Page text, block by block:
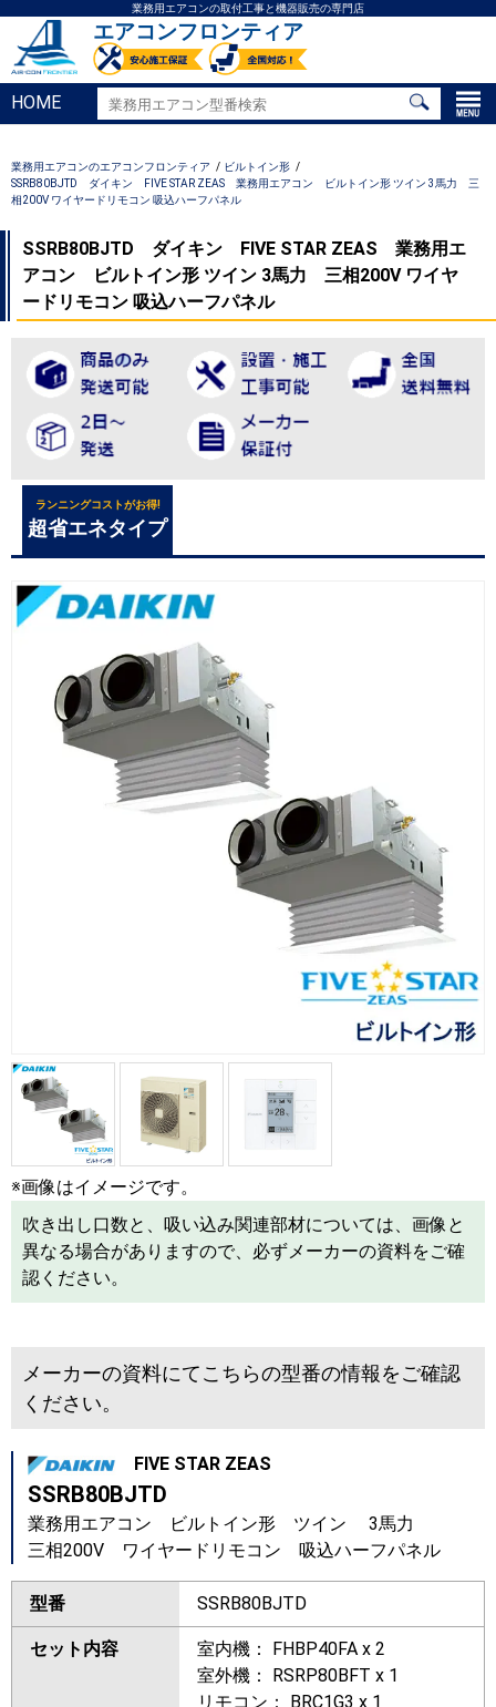
業務用エアコンの取付工事と機器販売の専門店
エアコンフロンティア
HOME
業務用エアコンのエアコンフロンティア
ビルトイン形
SSRB80BJTD ダイキン FIVE STAR ZEAS 業務用エアコン ビルトイン形 ツイン 3馬力 三
相200V ワイヤードリモコン 吸込ハーフパネル
SSRB80BJTD ダイキン FIVE STAR ZEAS 業務用エ
アコン ビルトイン形 ツイン 3馬力 三相200V ワイヤ
ードリモコン 吸込ハーフパネル
ランニングコストがお得!
超省エネタイプ
※画像はイメージです。
吹き出し口数と、吸い込み関連部材については、画像と
異なる場合がありますので、必ずメーカーの資料をご確
認ください。
メーカーの資料にてこちらの型番の情報をご確認
ください。
FIVE STAR ZEAS
SSRB80BJTD
業務用エアコン ビルトイン形 ツイン 3馬力
三相200V ワイヤードリモコン 吸込ハーフパネル
型番 SSRB80BJTD
セット内容
室内機： FHBP40FA x 2
室外機： RSRP80BFT x 1
リモコン： BRC1G3 x 1